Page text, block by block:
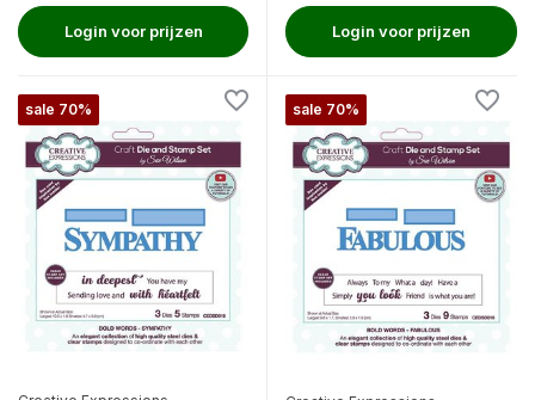
Login voor prijzen Login voor prijzen
sale 70% sale 70%